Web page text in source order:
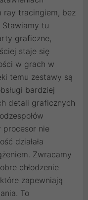
ray tracingiem, bez
tu
graficzne,
staje się
w grach w
temu zestawy są
bardziej
detali graficznych
procesor nie
działała
Zwracamy
chłodzenie
zapewniają
To